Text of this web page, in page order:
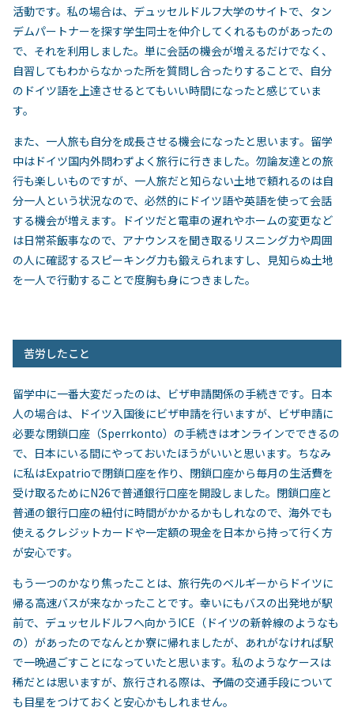
活動です。私の場合は、デュッセルドルフ大学のサイトで、タン
デムパートナーを探す学生同士を仲介してくれるものがあったの
で、それを利用しました。単に会話の機会が増えるだけでなく、
自習してもわからなかった所を質問し合ったりすることで、自分
のドイツ語を上達させるとてもいい時間になったと感じていま
す。
また、一人旅も自分を成長させる機会になったと思います。留学
中はドイツ国内外問わずよく旅行に行きました。勿論友達との旅
行も楽しいものですが、一人旅だと知らない土地で頼れるのは自
分一人という状況なので、必然的にドイツ語や英語を使って会話
する機会が増えます。ドイツだと電車の遅れやホームの変更など
は日常茶飯事なので、アナウンスを聞き取るリスニング力や周囲
の人に確認するスピーキング力も鍛えられますし、見知らぬ土地
を一人で行動することで度胸も身につきました。
苦労したこと
留学中に一番大変だったのは、ビザ申請関係の手続きです。日本
人の場合は、ドイツ入国後にビザ申請を行いますが、ビザ申請に
必要な閉鎖口座（Sperrkonto）の手続きはオンラインでできるの
で、日本にいる間にやっておいたほうがいいと思います。ちなみ
に私はExpatrioで閉鎖口座を作り、閉鎖口座から毎月の生活費を
受け取るためにN26で普通銀行口座を開設しました。閉鎖口座と
普通の銀行口座の紐付に時間がかかるかもしれなので、海外でも
使えるクレジットカードや一定額の現金を日本から持って行く方
が安心です。
もう一つのかなり焦ったことは、旅行先のベルギーからドイツに
帰る高速バスが来なかったことです。幸いにもバスの出発地が駅
前で、デュッセルドルフへ向かうICE （ドイツの新幹線のようなも
の）があったのでなんとか寮に帰れましたが、あれがなければ駅
で一晩過ごすことになっていたと思います。私のようなケースは
稀だとは思いますが、旅行される際は、予備の交通手段について
も目星をつけておくと安心かもしれません。